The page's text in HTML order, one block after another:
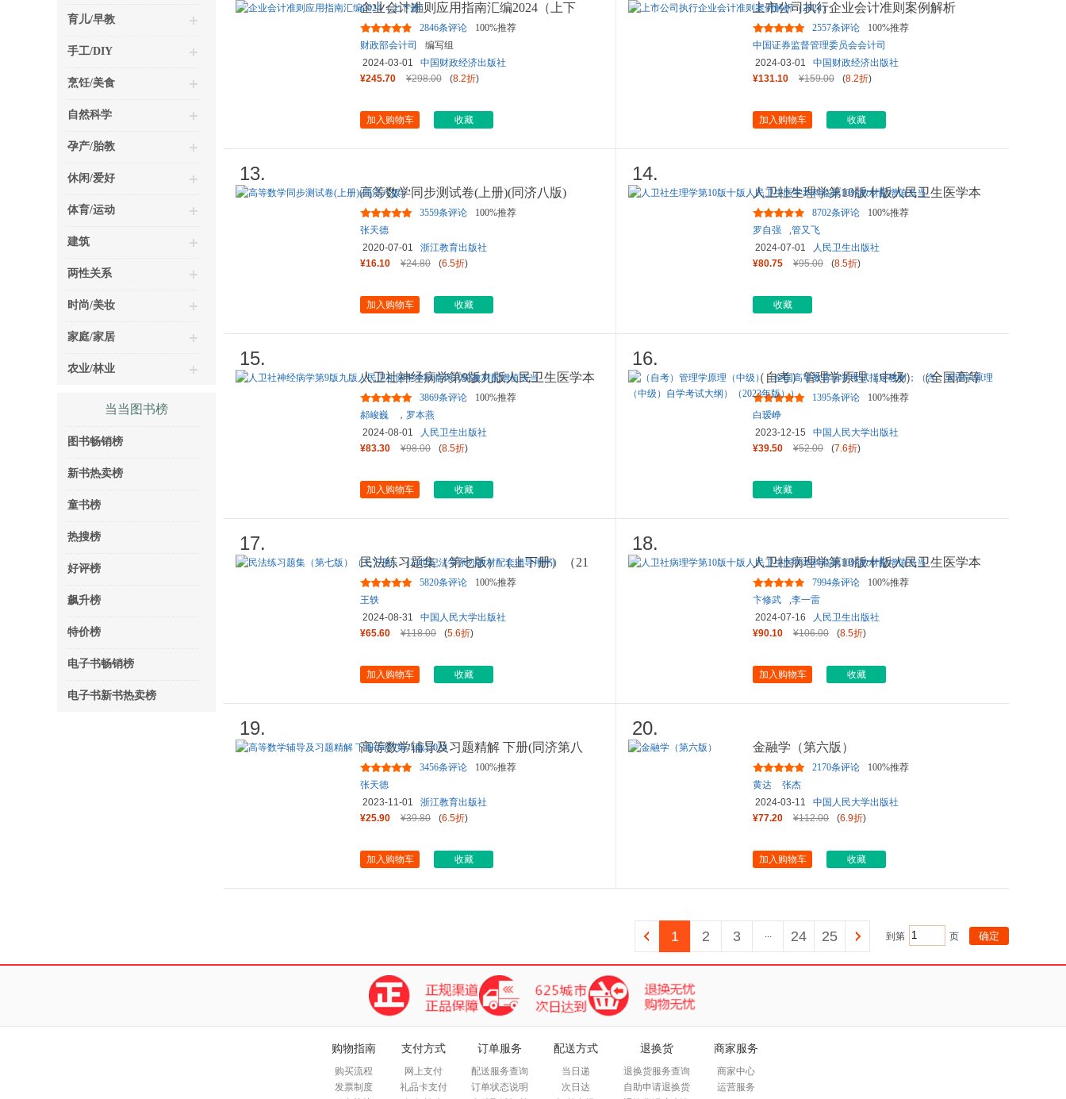
育儿/早教
手工/DIY
烹饪/美食
自然科学
孕产/胎教
休闲/爱好
体育/运动
建筑
两性关系
时尚/美妆
家庭/家居
农业/林业
当当图书榜
图书畅销榜
新书热卖榜
童书榜
热搜榜
好评榜
飙升榜
特价榜
电子书畅销榜
电子书新书热卖榜
企业会计准则应用指南汇编2024（上下
册）
2846条评论
100%推荐
财政部会计司
编写组
2024-03-01
中国财政经济出版社
¥245.70
¥298.00 (8.2折)
加入购物车 收藏
上市公司执行企业会计准则案例解析
（2024）
2557条评论
100%推荐
中国证券监督管理委员会会计司
2024-03-01
中国财政经济出版社
¥131.10
¥159.00 (8.2折)
加入购物车 收藏
13.
高等数学同步测试卷(上册)(同济八版)
3559条评论
100%推荐
张天德
2020-07-01
浙江教育出版社
¥16.10
¥24.80 (6.5折)
加入购物车 收藏
14.
人卫社生理学第10版十版人民卫生医学本
科临床10轮教材配增值当当
8702条评论
100%推荐
罗自强
,管又飞
2024-07-01
人民卫生出版社
¥80.75
¥95.00 (8.5折)
收藏
15.
人卫社神经病学第9版九版人民卫生医学本
科临床10轮教材配增值当当...
3869条评论
100%推荐
郝峻巍
， 罗本燕
2024-08-01
人民卫生出版社
¥83.30
¥98.00 (8.5折)
加入购物车 收藏
16.
（自考）管理学原理（中级）（全国高等
教育自学考试指定教材；（...
1395条评论
100%推荐
白瑷峥
2023-12-15
中国人民大学出版社
¥39.50
¥52.00 (7.6折)
收藏
17.
民法练习题集（第七版）（上下册）（21
世纪法学系列教材配套辅导...
5820条评论
100%推荐
王轶
2024-08-31
中国人民大学出版社
¥65.60
¥118.00 (5.6折)
加入购物车 收藏
18.
人卫社病理学第10版十版人民卫生医学本
科临床10轮教材配增值当当
7994条评论
100%推荐
卞修武
,李一雷
2024-07-16
人民卫生出版社
¥90.10
¥106.00 (8.5折)
加入购物车 收藏
19.
高等数学辅导及习题精解 下册(同济第八
版)2024
3456条评论
100%推荐
张天德
2023-11-01
浙江教育出版社
¥25.90
¥39.80 (6.5折)
加入购物车 收藏
20.
金融学（第六版）
2170条评论
100%推荐
黄达
张杰
2024-03-11
中国人民大学出版社
¥77.20
¥112.00 (6.9折)
加入购物车 收藏
1 2 3 ... 24 25 到第 页
购物指南
购买流程
发票制度
支付方式
网上支付
礼品卡支付
订单服务
配送服务查询
订单状态说明
配送方式
当日递
次日达
退换货
退换货服务查询
自助申请退换货
商家服务
商家中心
运营服务